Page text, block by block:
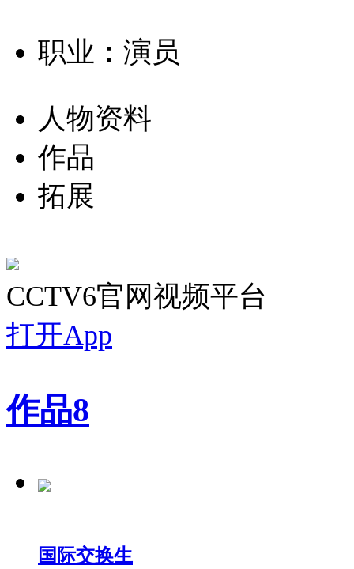
职业：演员
人物资料
作品
拓展
CCTV6官网视频平台
打开App
作品8
国际交换生